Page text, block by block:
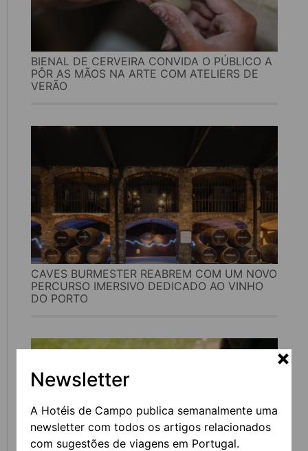
Newsletter
A Hotéis de Campo publica semanalmente uma
newsletter com todos os artigos relacionados
com sugestões de viagens em Portugal.
BIENAL DE CERVEIRA CONVIDA O PÚBLICO A
PÔR AS MÃOS NA ARTE COM ATELIERS DE
VERÃO
CAVES BURMESTER REABREM COM UM NOVO
PERCURSO IMERSIVO DEDICADO AO VINHO
DO PORTO